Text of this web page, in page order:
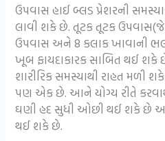
ઉપવાસ હાઈ બ્લડ પ્રેશરની
લાવી શકે છે. તૂટક તૂટક ઉપવાસ(જે
ઉપવાસ અને 8 કલાક ખાવાની
ખૂબ ફાયદાકારક સાબિત થઈ
શારીરિક સમસ્યાથી રાહત મળી
પણ એક છે. આને યોગ્ય રીતે
ઘણી હદ સુધી ઓછી થઈ શકે છે અને
થઈ શકે છે.